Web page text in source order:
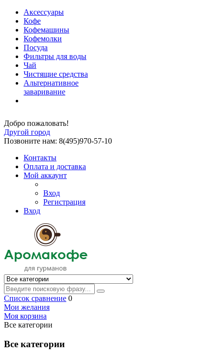
Аксессуары
Кофе
Кофемашины
Кофемолки
Посуда
Фильтры для воды
Чай
Чистящие средства
Альтернативное
заваривание
Добро пожаловать!
Другой город
Позвоните нам: 8(495)970-57-10
Контакты
Оплата и доставка
Мой аккаунт
Вход
Регистрация
Вход
Список сравнение 0
Мои желания
Моя корзина
Все категории
Все категории